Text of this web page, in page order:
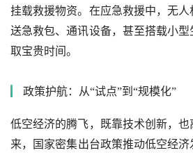
挂载救援物资。在应急救援中，无
送急救包、通讯设备，甚至搭载小
取宝贵时间。
政策护航：从“试点”到“规模化”
低空经济的腾飞，既靠技术创新，
来，国家密集出台政策推动低空经济